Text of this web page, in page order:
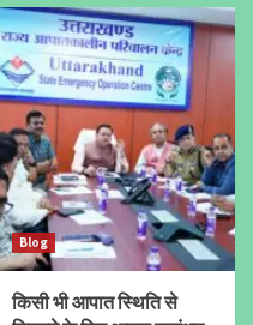
Blog
किसी भी आपात स्थिति से